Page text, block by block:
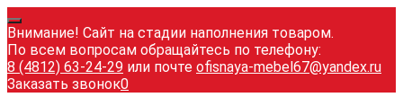
Внимание! Сайт на стадии наполнения товаром.
По всем вопросам обращайтесь по телефону:
8 (4812) 63-24-29 или почте ofisnaya-mebel67@yandex.ru
Заказать звонок0